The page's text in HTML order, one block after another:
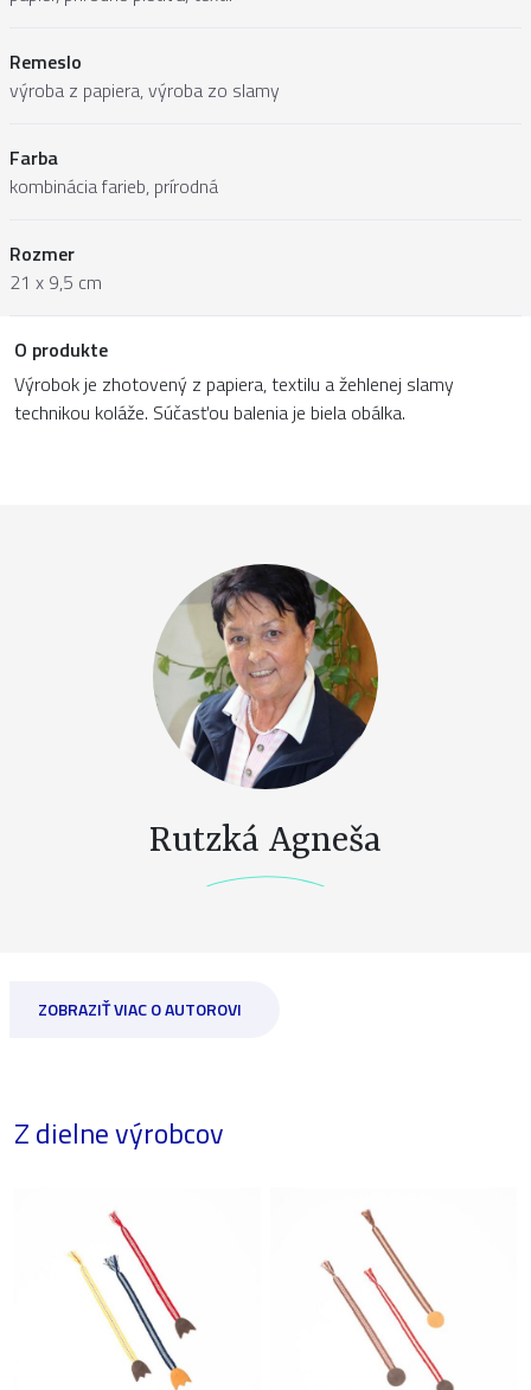
Remeslo
výroba z papiera, výroba zo slamy
Farba
kombinácia farieb, prírodná
Rozmer
21 x 9,5 cm
O produkte
Výrobok je zhotovený z papiera, textilu a žehlenej slamy
technikou koláže. Súčasťou balenia je biela obálka.
Rutzká Agneša
ZOBRAZIŤ VIAC O AUTOROVI
Z dielne výrobcov